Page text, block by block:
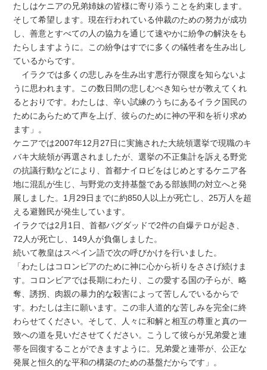
たしはケニアの兄弟姉妹の皆様に寄り添うことを約束します。
そして希望します。現在行われている仲裁のための努力が成功
し、善意とすべての人の協力を通じて速やかに紛争の解決をも
たらしますように。この紛争はすでに多くの犠牲者を生み出し
ているからです。
イラクでは多くの悲しみを生み出す悪行が限度を知らないよ
うに思われます。この数日間の悲しむべき知らせが教えてくれ
るとおりです。わたしは、辛い試練のうちにあるイラク国民の
ためにあらためて声を上げ、彼らのために神の平和を祈り求め
ます」。
ケニアでは2007年12月27日に実施された大統領選挙で現職のキ
バキ大統領が再選されましたが、選挙の不正集計を訴える野党
の抗議行動などにより、首都ナイロビをはじめとするケニア各
地に混乱が生じ、与野党の支持基盤である部族間の対立へと発
展しました。1月29日までに約850人以上が死亡し、25万人を超
える避難民が発生しています。
イラクでは2月1日、首都バグダッドで2件の自爆テロが起き、
72人が死亡し、149人が負傷しました。
続いて教皇はスペイン語で次の呼びかけを行いました。
「わたしはコロンビアのために神に心から祈りをささげ続けま
す。コロンビアでは長期にわたり、この愛する国の子らが、略
奪、誘拐、肉親の暴力的な殺害によって苦しんでいるからで
す。わたしは主に願います。この非人道的な苦しみを完全に終
わらせてください。そして、人々に和解と相互の尊重と真の一
致への道を見いださせてください。こうして彼らが兄弟愛と連
帯を回復することができますように。兄弟愛と連帯が、公正な
発展と恒久的な平和の構築のための基盤だからです」。